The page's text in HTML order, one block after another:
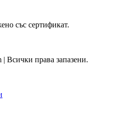
със сертификат.
Всички права запазени.